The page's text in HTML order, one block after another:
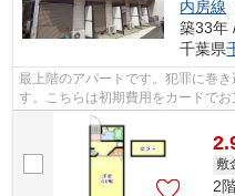
内房線
築33年
千葉県
最上階のアパートです。犯罪に巻
す。こちらは初期費用をカードで
チオシの物件の「ラ・プリマヴェー
敷
2